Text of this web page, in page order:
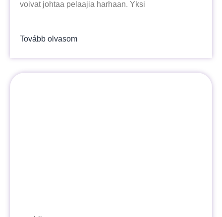
voivat johtaa pelaajia harhaan. Yksi
Tovább olvasom